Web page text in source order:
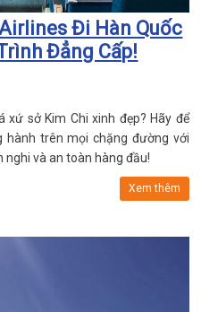
Đi Hàn Quốc
Đẳng Cấp!
xứ sở Kim Chi xinh đẹp? Hãy để
hành trên mọi chặng đường với
và an toàn hàng đầu!
Xem thêm